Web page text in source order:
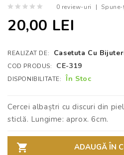
0 review-uri |
20,00 LEI
REALIZAT DE: Casetuta Cu
COD PRODUS: CE-319
DISPONIBILITATE: În Stoc
Cercei albaștri cu discuri din
sticlă. Lungime: aprox. 6cm.
ADAUGĂ ÎN